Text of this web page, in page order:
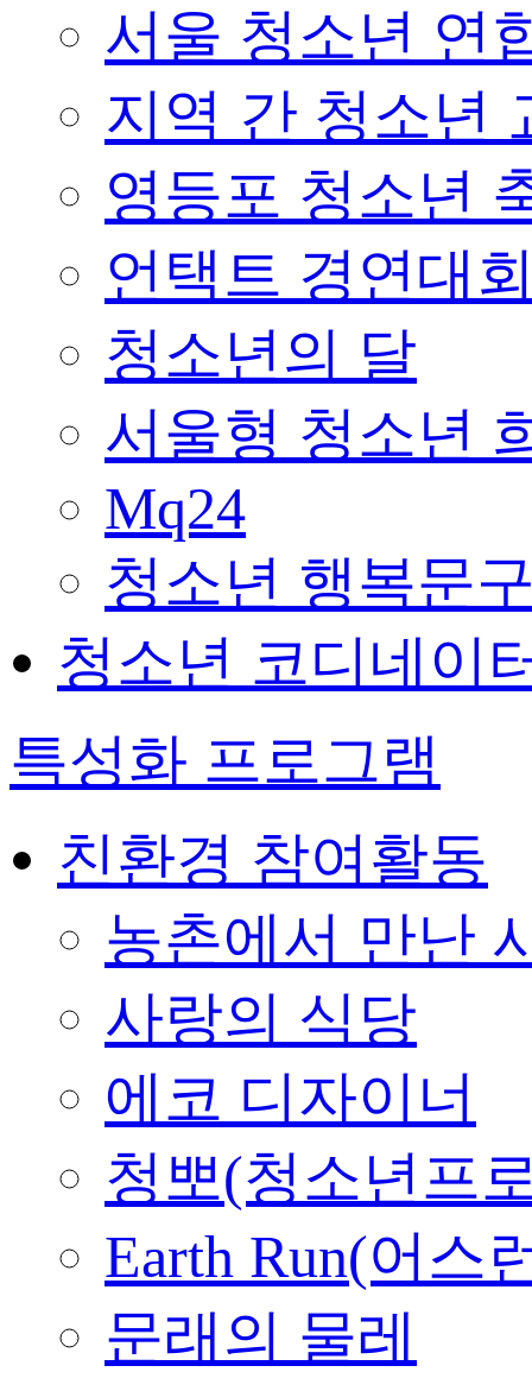
서울 청소년 연
지역 간 청소년
영등포 청소년
언택트 경연대
청소년의 달
서울형 청소년
Mq24
청소년 행복문
청소년 코디네이
특성화 프로그램
친환경 참여활동
농촌에서 만난
사랑의 식당
에코 디자이너
청뽀(청소년프
Earth Run(어스
문래의 물레